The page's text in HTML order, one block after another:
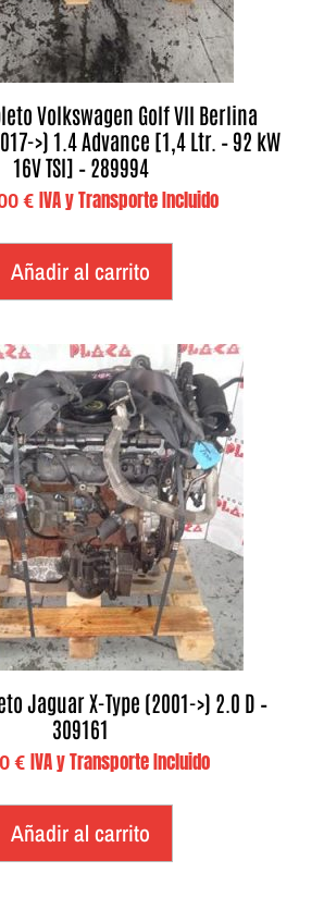
Volkswagen Golf VII Berlina
>) 1.4 Advance [1,4 Ltr. – 92 kW
16V TSI] – 289994
€ IVA y Transporte Incluido
Añadir al carrito
Jaguar X-Type (2001->) 2.0 D –
309161
€ IVA y Transporte Incluido
Añadir al carrito